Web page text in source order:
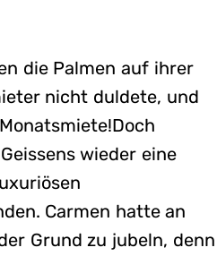
die Palmen auf ihrer
nicht duldete, und
wieder eine
Carmen hatte an
Grund zu jubeln, denn